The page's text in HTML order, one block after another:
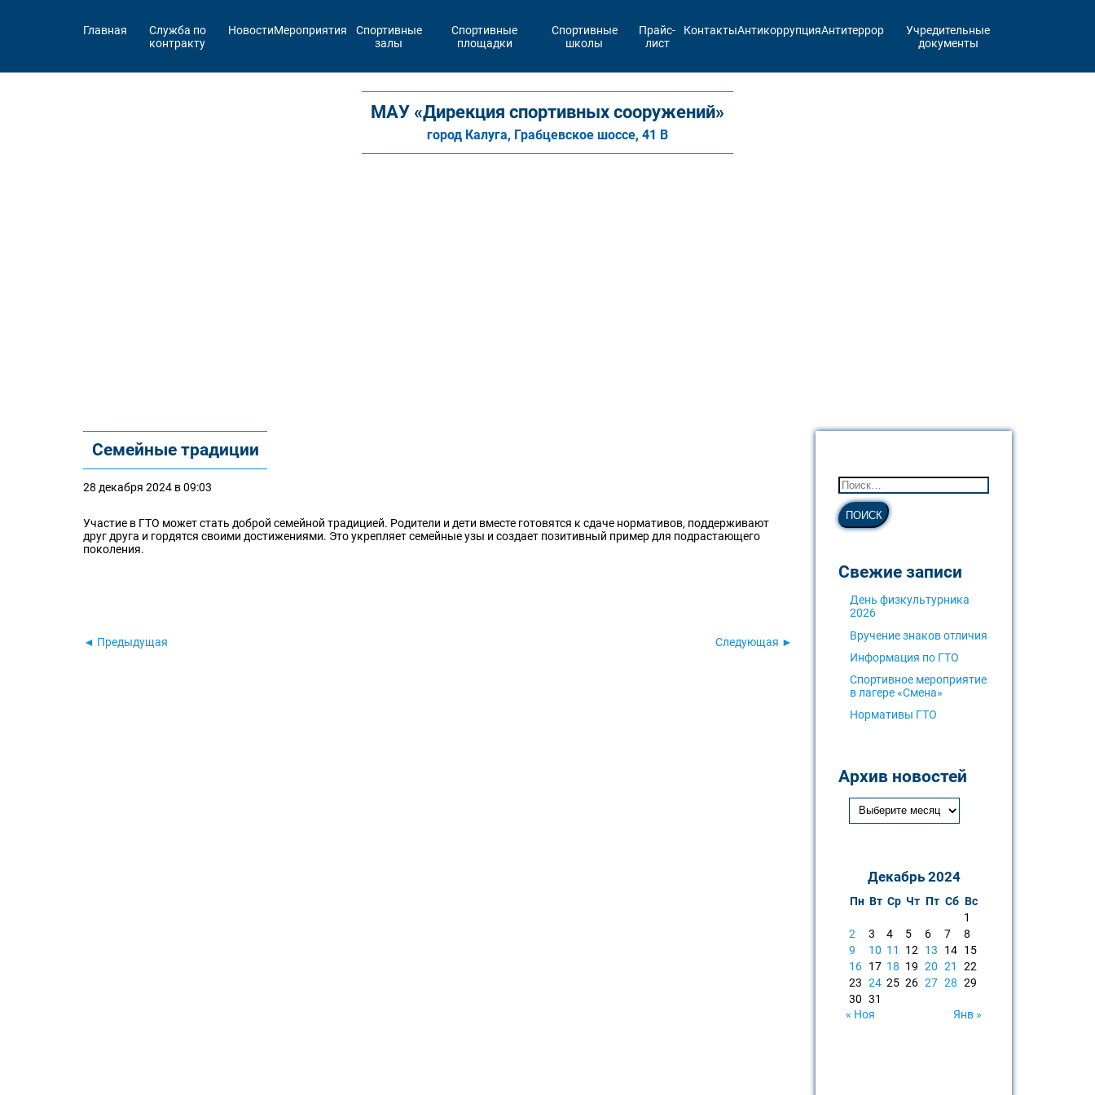
Главная
Служба по
контракту
НовостиМероприятия
Спортивные
залы
Спортивные
площадки
Спортивные
школы
Прайс-
лист
КонтактыАнтикоррупцияАнтитеррор
Учредительные
документы
МАУ «Дирекция спортивных сооружений»
город Калуга, Грабцевское шоссе, 41 В
Семейные традиции
28 декабря 2024 в 09:03
Участие в ГТО может стать доброй семейной традицией. Родители и дети вместе готовятся к сдаче нормативов, поддерживают
друг друга и гордятся своими достижениями. Это укрепляет семейные узы и создает позитивный пример для подрастающего
поколения.
◄ Предыдущая Следующая ►
Свежие записи
День физкультурника
2026
Вручение знаков отличия
Информация по ГТО
Спортивное мероприятие
в лагере «Смена»
Нормативы ГТО
Архив новостей
Декабрь 2024
Пн Вт Ср Чт Пт Сб Вс
1
2
3 4 5 6 7
8
9
10 11 12 13 14 15
16 17 18 19 20 21
22
23 24 25 26 27 28 29
30 31
« Ноя
Янв »